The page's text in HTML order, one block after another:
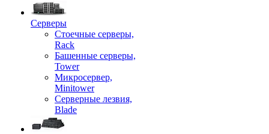
Серверы
Стоечные серверы,
Rack
Башенные серверы,
Tower
Микросервер,
Minitower
Серверные лезвия,
Blade